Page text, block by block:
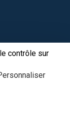
contrôle sur
© CTC - 2026